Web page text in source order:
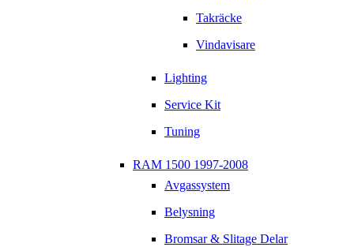
Takräcke
Vindavisare
Lighting
Service Kit
Tuning
RAM 1500 1997-2008
Avgassystem
Belysning
Bromsar & Slitage Delar